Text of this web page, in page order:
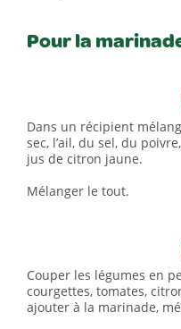
Pour la
Dans un récipient
sec, l’ail, du sel, du
jus de citron jaune.
Mélanger le tout.
Couper les légumes en
courgettes, tomates,
ajouter à la marinade,